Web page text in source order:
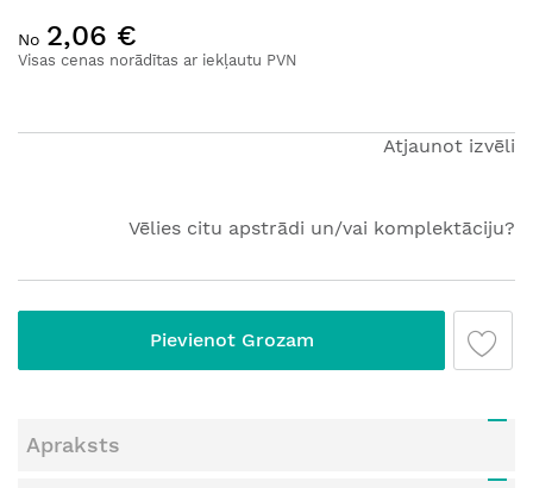
uz
galerijas
Visas cenas norādītas ar iekļautu PVN
No 2,06 €
Atjaunot izvēli
Vēlies citu apstrādi un/vai komplektāciju?
Pievienot Grozam
Apraksts